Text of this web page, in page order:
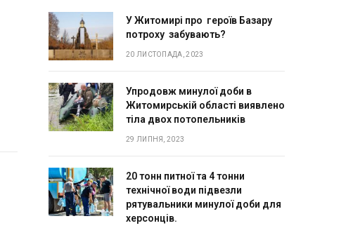
У Житомирі про героїв Базару
потроху забувають?
20 ЛИСТОПАДА, 2023
Упродовж минулої доби в
Житомирській області виявлено
тіла двох потопельників
29 ЛИПНЯ, 2023
20 тонн питної та 4 тонни
технічної води підвезли
рятувальники минулої доби для
херсонців.